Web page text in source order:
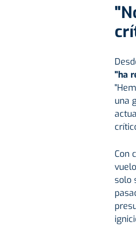
"ha
una
Con
solo